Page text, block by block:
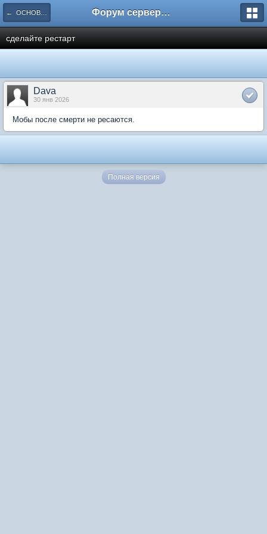
← ОСНОВНОЕ Форум сервера www.L2Nezabudka.ru
сделайте рестарт
Dava
30 янв 2026
Мобы после смерти не ресаются.
Полная версия